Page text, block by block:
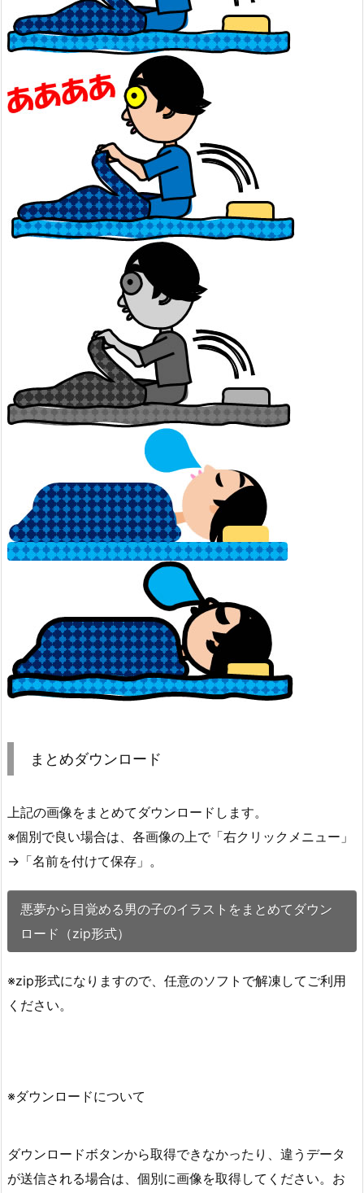
まとめダウンロード
上記の画像をまとめてダウンロードします。
※個別で良い場合は、各画像の上で「右クリックメニュー」
→「名前を付けて保存」。
悪夢から目覚める男の子のイラストをまとめてダウン
ロード（zip形式）
※zip形式になりますので、任意のソフトで解凍してご利用
ください。
※ダウンロードについて
ダウンロードボタンから取得できなかったり、違うデータ
が送信される場合は、個別に画像を取得してください。お